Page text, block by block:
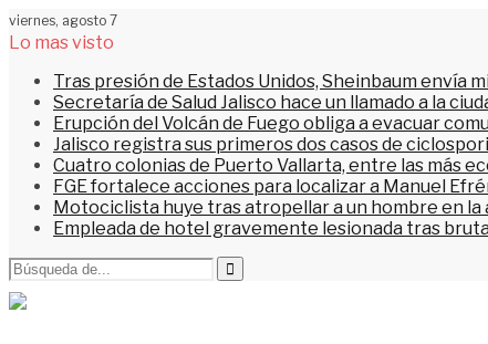
viernes, agosto 7
Lo mas visto
Tras presión de Estados Unidos, Sheinbaum envía
Secretaría de Salud Jalisco hace un llamado a la
Erupción del Volcán de Fuego obliga a evacuar
Jalisco registra sus primeros dos casos de
Cuatro colonias de Puerto Vallarta, entre las más
FGE fortalece acciones para localizar a Manuel
Motociclista huye tras atropellar a un hombre en la
Empleada de hotel gravemente lesionada tras